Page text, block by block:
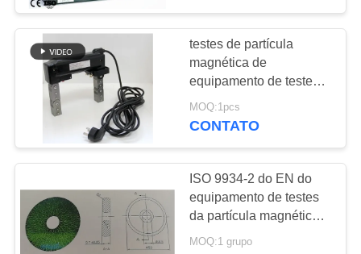
testes de partícula
magnética de
equipamento de testes
da quebra 110V para a
quebra de superfície que
MOQ:1pcs
CONTATO
ISO 9934-2 do EN do
equipamento de testes
da partícula magnética
de análise de tamanho
MOQ:1 grupo